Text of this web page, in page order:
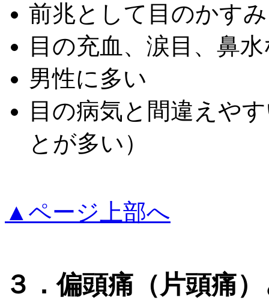
前兆として目のかす
目の充血、涙目、鼻
男性に多い
目の病気と間違えや
とが多い）
▲ページ上部へ
３．偏頭痛（片頭痛